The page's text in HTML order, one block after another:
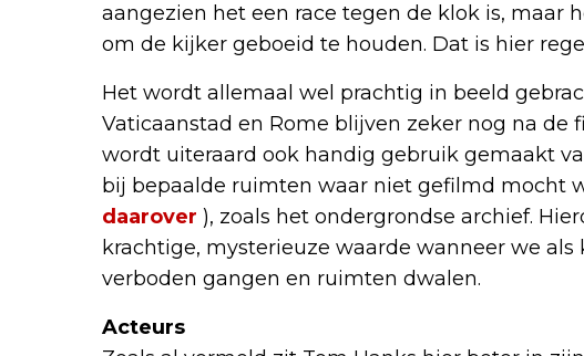
aangezien het een race tegen de klok is, maar
om de kijker geboeid te houden. Dat is hier
Het wordt allemaal wel prachtig in beeld
Vaticaanstad en Rome blijven zeker nog na de
wordt uiteraard ook handig gebruik gemaakt
bij bepaalde ruimten waar niet gefilmd mocht
daarover ), zoals het ondergrondse archief.
krachtige, mysterieuze waarde wanneer we als
verboden gangen en ruimten dwalen.
Acteurs